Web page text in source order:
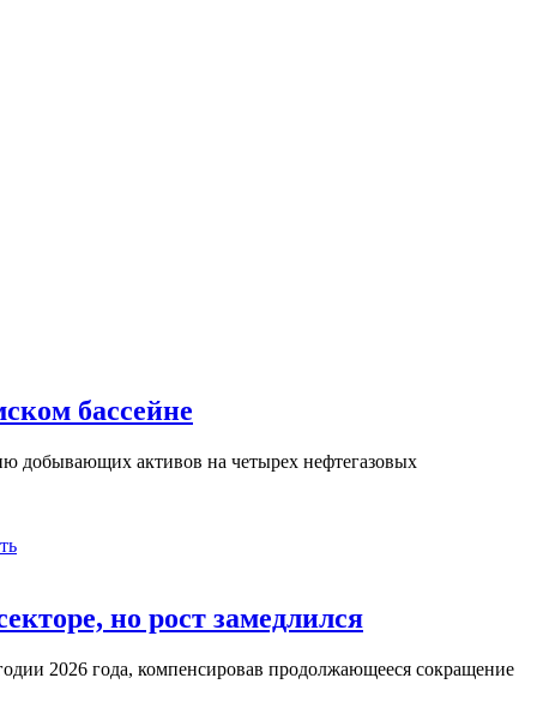
бассейне
добывающих активов на четырех нефтегазовых
но рост замедлился
2026 года, компенсировав продолжающееся сокращение